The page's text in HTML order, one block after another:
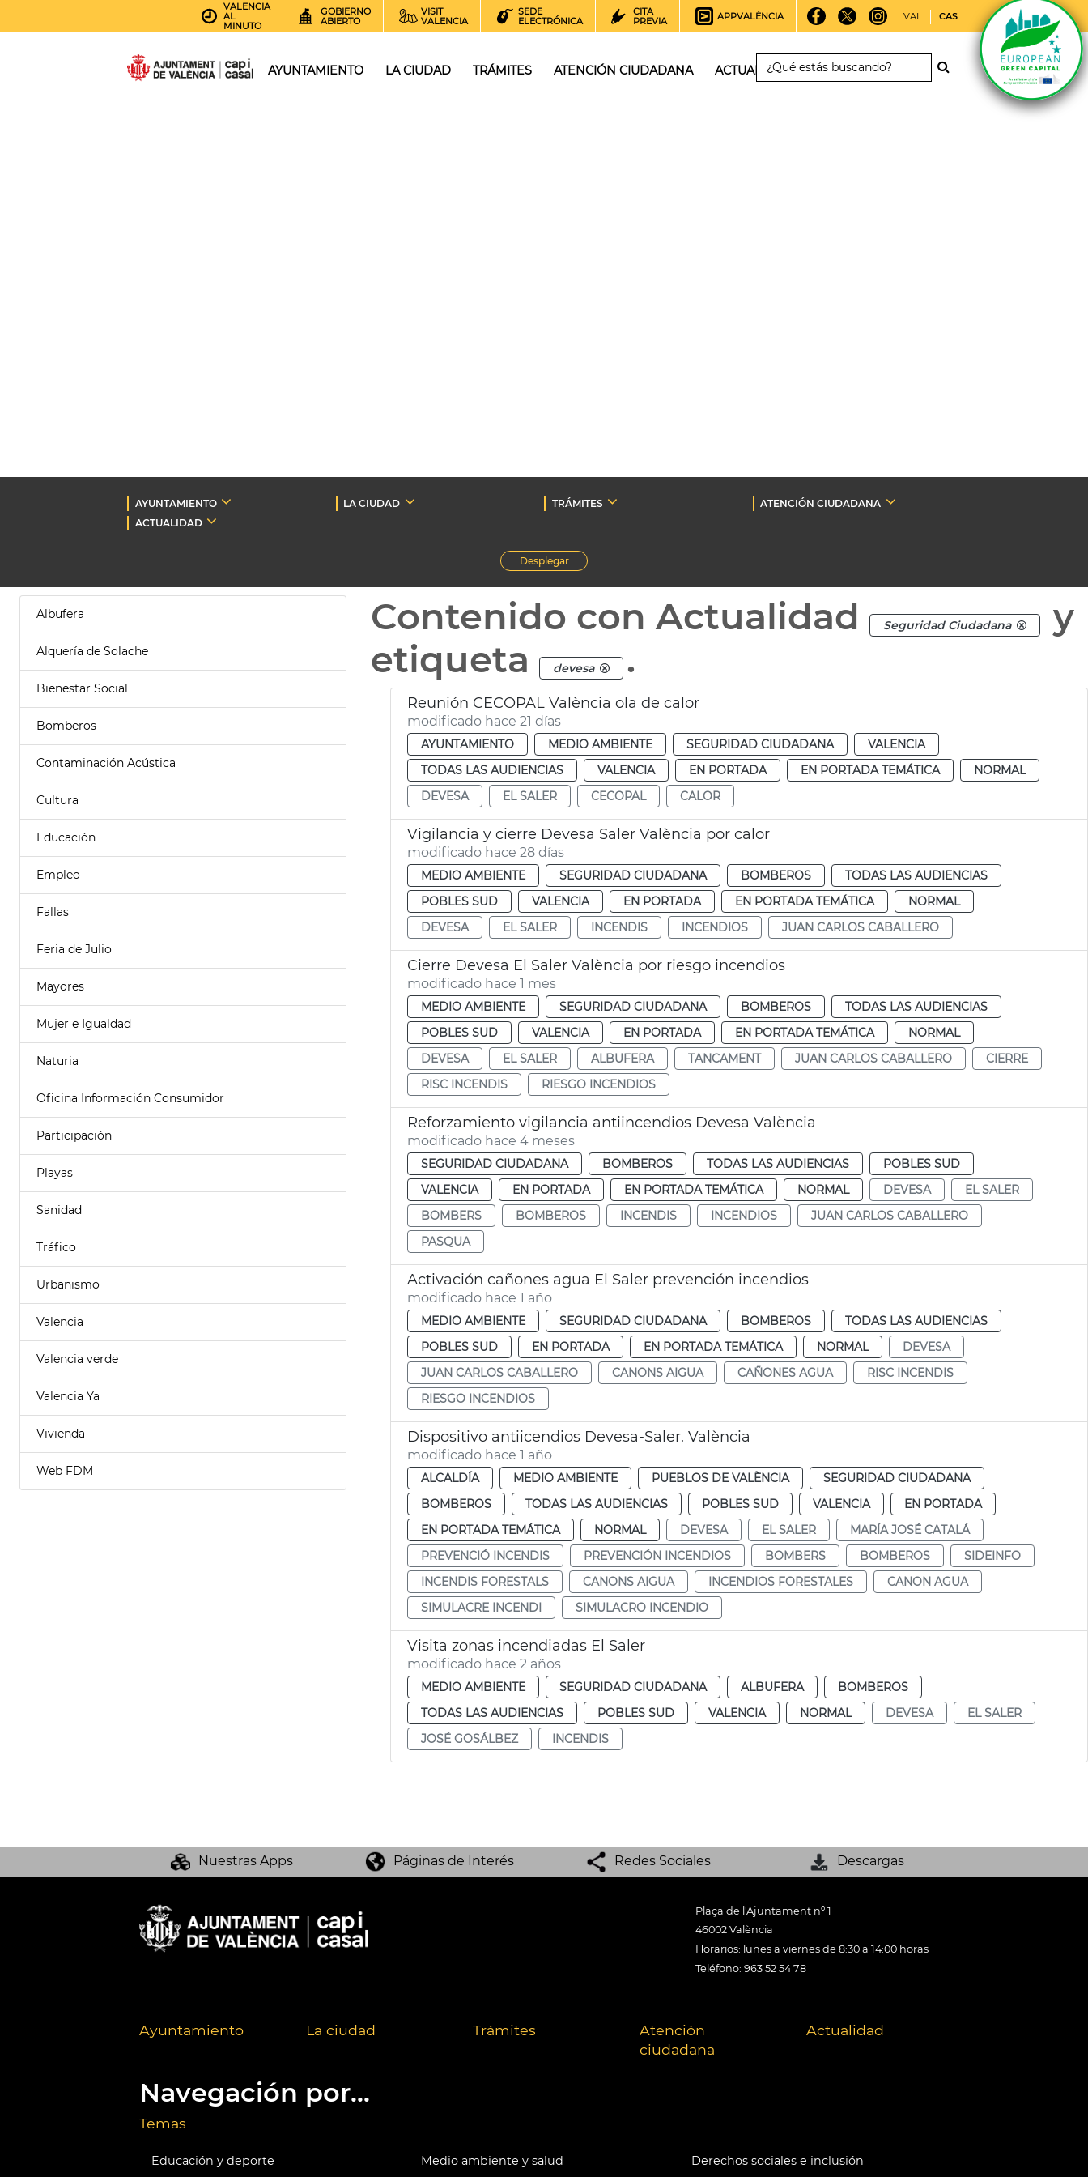
VALENCIA
AL
MINUTO
GOBIERNO
ABIERTO
VISIT
VALENCIA
SEDE
ELECTRÓNICA
CITA
PREVIA
APPVALÈNCIA VAL CAS
AYUNTAMIENTO LA CIUDAD TRÁMITES ATENCIÓN CIUDADANA ACTUALIDAD
AYUNTAMIENTO LA CIUDAD TRÁMITES
ATENCIÓN CIUDADANA
ACTUALIDAD
Desplegar
Albufera
Alquería de Solache
Bienestar Social
Bomberos
Contaminación Acústica
Cultura
Educación
Empleo
Fallas
Feria de Julio
Mayores
Mujer e Igualdad
Naturia
Oficina Información Consumidor
Participación
Playas
Sanidad
Tráfico
Urbanismo
Valencia
Valencia verde
Valencia Ya
Vivienda
Web FDM
Contenido con Actualidad Seguridad Ciudadana
y
etiqueta
devesa .
Reunión CECOPAL València ola de calor
modificado hace 21 días
AYUNTAMIENTO MEDIO AMBIENTE SEGURIDAD CIUDADANA
VALENCIA
TODAS LAS AUDIENCIAS
VALENCIA EN PORTADA EN PORTADA TEMÁTICA
NORMAL
DEVESA
EL SALER CECOPAL CALOR
Vigilancia y cierre Devesa Saler València por calor
modificado hace 28 días
MEDIO AMBIENTE SEGURIDAD CIUDADANA BOMBEROS
TODAS LAS AUDIENCIAS
POBLES SUD
VALENCIA EN PORTADA EN PORTADA TEMÁTICA
NORMAL
DEVESA
EL SALER INCENDIS INCENDIOS JUAN CARLOS CABALLERO
Cierre Devesa El Saler València por riesgo incendios
modificado hace 1 mes
MEDIO AMBIENTE SEGURIDAD CIUDADANA BOMBEROS
TODAS LAS AUDIENCIAS
POBLES SUD
VALENCIA EN PORTADA EN PORTADA TEMÁTICA
NORMAL
DEVESA
EL SALER ALBUFERA TANCAMENT JUAN CARLOS CABALLERO
CIERRE
RISC INCENDIS
RIESGO INCENDIOS
Reforzamiento vigilancia antiincendios Devesa València
modificado hace 4 meses
SEGURIDAD CIUDADANA BOMBEROS TODAS LAS AUDIENCIAS
POBLES SUD
VALENCIA
EN PORTADA EN PORTADA TEMÁTICA NORMAL DEVESA
EL SALER
BOMBERS
BOMBEROS INCENDIS INCENDIOS
JUAN CARLOS CABALLERO
PASQUA
Activación cañones agua El Saler prevención incendios
modificado hace 1 año
MEDIO AMBIENTE SEGURIDAD CIUDADANA BOMBEROS
TODAS LAS AUDIENCIAS
POBLES SUD
EN PORTADA EN PORTADA TEMÁTICA NORMAL
DEVESA
JUAN CARLOS CABALLERO
CANONS AIGUA CAÑONES AGUA
RISC INCENDIS
RIESGO INCENDIOS
Dispositivo antiicendios Devesa-Saler. València
modificado hace 1 año
ALCALDÍA MEDIO AMBIENTE PUEBLOS DE VALÈNCIA
SEGURIDAD CIUDADANA
BOMBEROS
TODAS LAS AUDIENCIAS POBLES SUD VALENCIA
EN PORTADA
EN PORTADA TEMÁTICA
NORMAL DEVESA EL SALER
MARÍA JOSÉ CATALÁ
PREVENCIÓ INCENDIS
PREVENCIÓN INCENDIOS BOMBERS BOMBEROS
SIDEINFO
INCENDIS FORESTALS
CANONS AIGUA INCENDIOS FORESTALES
CANON AGUA
SIMULACRE INCENDI
SIMULACRO INCENDIO
Visita zonas incendiadas El Saler
modificado hace 2 años
MEDIO AMBIENTE SEGURIDAD CIUDADANA ALBUFERA
BOMBEROS
TODAS LAS AUDIENCIAS
POBLES SUD VALENCIA NORMAL DEVESA
EL SALER
JOSÉ GOSÁLBEZ
INCENDIS
Nuestras Apps Páginas de Interés Redes Sociales Descargas
Plaça de l'Ajuntament nº 1
46002 València
Horarios: lunes a viernes de 8:30 a 14:00 horas
Teléfono: 963 52 54 78
Ayuntamiento La ciudad Trámites
Atención
ciudadana
Actualidad
Navegación por...
Temas
Educación y deporte Medio ambiente y salud Derechos sociales e inclusión